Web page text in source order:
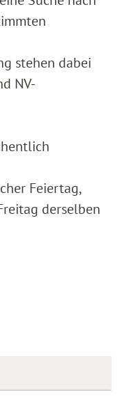
stehen dabei
NV-
Feiertag,
derselben